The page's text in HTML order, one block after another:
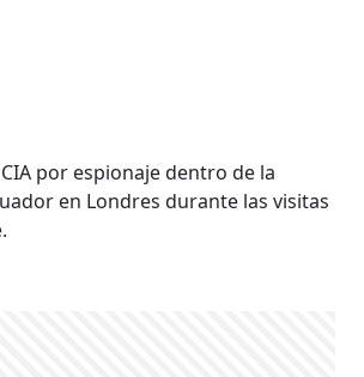
por espionaje dentro de la
en Londres durante las visitas